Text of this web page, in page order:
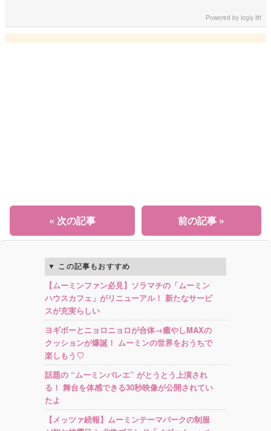
Powered bylogly lift
前の記事 »
« 次の記事
この記事もおすすめ
【ムーミンファン必見】ソラマチの「ムーミン
ハウスカフェ」がリニューアル！ 新たなサービ
スが充実らしい
ヨギボーとニョロニョロが合体→癒やしMAXの
クッションが爆誕！ ムーミンの世界をおうちで
楽しもう♡
話題の “ムーミンバレエ” がとうとう上演され
る！ 舞台を体感できる30秒映像が公開されてい
たよ
【メッツァ続報】ムーミンテーマパークの制服